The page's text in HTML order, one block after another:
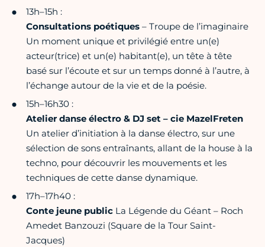
13h–15h :
Consultations poétiques – Troupe de l’imaginaire
Un moment unique et privilégié entre un(e)
acteur(trice) et un(e) habitant(e), un tête à tête
basé sur l’écoute et sur un temps donné à l’autre, à
l’échange autour de la vie et de la poésie.
15h–16h30 :
Atelier danse électro & DJ set – cie MazelFreten
Un atelier d’initiation à la danse électro, sur une
sélection de sons entraînants, allant de la house à la
techno, pour découvrir les mouvements et les
techniques de cette danse dynamique.
17h–17h40 :
Conte jeune public La Légende du Géant – Roch
Amedet Banzouzi (Square de la Tour Saint-
Jacques)